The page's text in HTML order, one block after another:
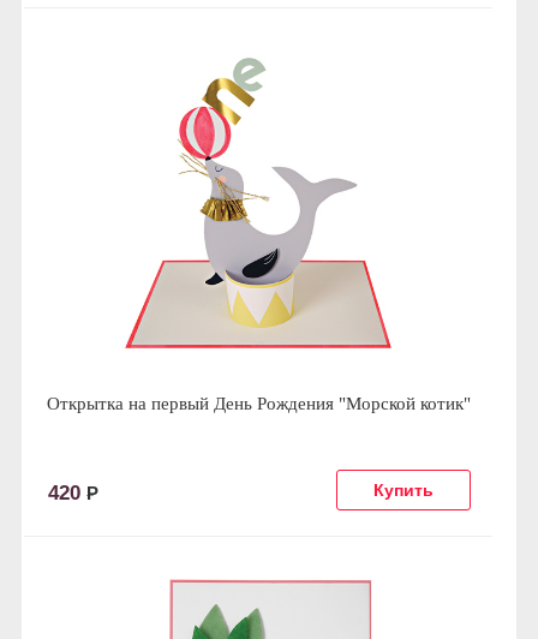
Открытка на первый День Рождения "Морской котик"
420 Р